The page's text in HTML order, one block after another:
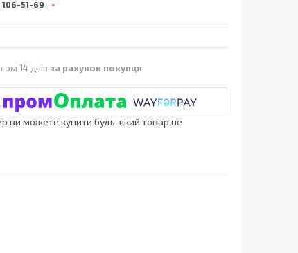
51-69
14 днів за рахунок покупця
ви можете купити будь-який товар не